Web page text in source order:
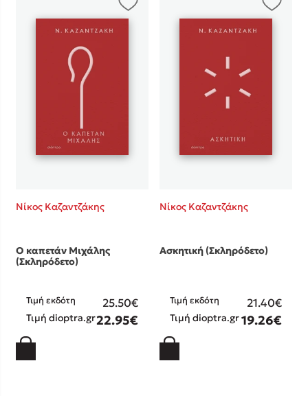
Νίκος Καζαντζάκης
Ο καπετάν Μιχάλης
(Σκληρόδετο)
Τιμή εκδότη 25.50€
Τιμή dioptra.gr22.95€
Νίκος Καζαντζάκης
Ασκητική (Σκληρόδετο)
Τιμή εκδότη 21.40€
Τιμή dioptra.gr19.26€